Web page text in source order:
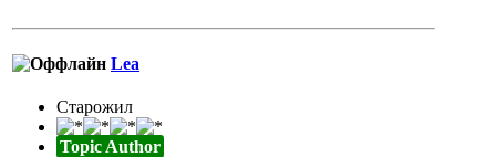
Lea
Старожил
Topic Author